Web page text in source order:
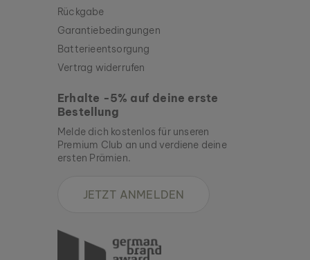
Rückgabe
Garantiebedingungen
Batterieentsorgung
Vertrag widerrufen
Erhalte -5% auf deine erste
Bestellung
Melde dich kostenlos für unseren
Premium Club an und verdiene deine
ersten Prämien.
JETZT ANMELDEN